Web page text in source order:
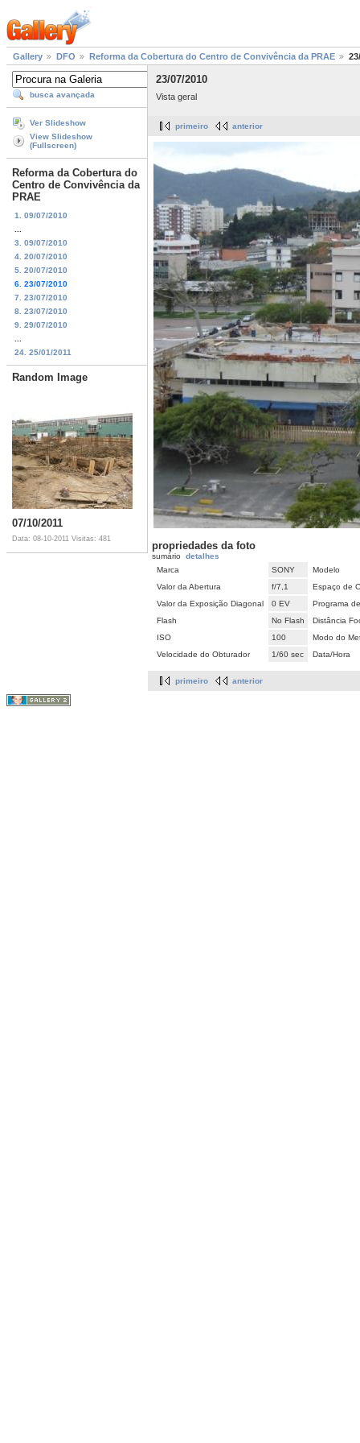
Gallery DFO Reforma da Cobertura do Centro de Convivência da PRAE
busca avançada
Ver Slideshow
View Slideshow
(Fullscreen)
Reforma da Cobertura do
Centro de Convivência da
PRAE
1. 09/07/2010
3. 09/07/2010
4. 20/07/2010
5. 20/07/2010
6. 23/07/2010
7. 23/07/2010
8. 23/07/2010
9. 29/07/2010
24. 25/01/2011
Random Image
07/10/2011
Data: 08-10-2011 Visitas: 481
23/07/2010
Vista geral
primeiro anterior
propriedades da foto
sumário detalhes
Marca
SONY
Modelo
Valor da Abertura
f/7,1
Espaço de
Valor da Exposição Diagonal
0 EV
Programa
Flash
No Flash
Distância
ISO
100
Modo do
Velocidade do Obturador
1/60 sec Data/Hora
primeiro anterior